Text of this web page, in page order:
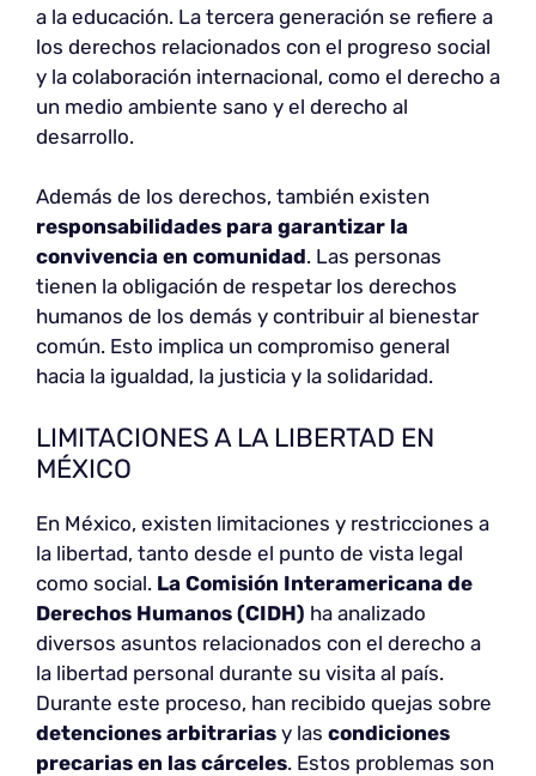
a la educación. La tercera generación se refiere a
los derechos relacionados con el progreso social
y la colaboración internacional, como el derecho a
un medio ambiente sano y el derecho al
desarrollo.
Además de los derechos, también existen
responsabilidades para garantizar la
convivencia en comunidad. Las personas
tienen la obligación de respetar los derechos
humanos de los demás y contribuir al bienestar
común. Esto implica un compromiso general
hacia la igualdad, la justicia y la solidaridad.
LIMITACIONES A LA LIBERTAD EN
MÉXICO
En México, existen limitaciones y restricciones a
la libertad, tanto desde el punto de vista legal
como social. La Comisión Interamericana de
Derechos Humanos (CIDH) ha analizado
diversos asuntos relacionados con el derecho a
la libertad personal durante su visita al país.
Durante este proceso, han recibido quejas sobre
detenciones arbitrarias y las condiciones
precarias en las cárceles. Estos problemas son